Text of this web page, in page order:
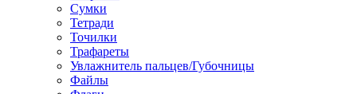
Сумки
Тетради
Точилки
Трафареты
Увлажнитель пальцев/Губочницы
Файлы